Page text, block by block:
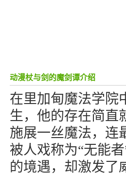
动漫杖与剑的魔剑谭介绍
在里加甸魔法学院
生，他的存在简
施展一丝魔法，连
被人戏称为“无能
的境遇，却激发了